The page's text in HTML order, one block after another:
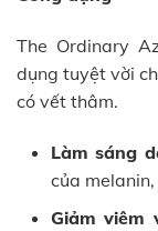
The Ordinary
dụng tuyệt vời
có vết thâm.
Làm sáng
của
Giảm viêm